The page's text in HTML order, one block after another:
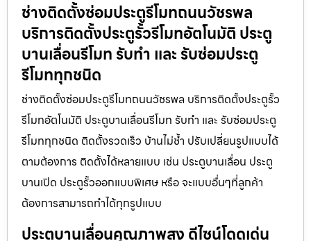
ช่างติดตั้งซ่อมประตูรีโมทถนนวัชรพล
บริการติดตั้งประตูรั้วรีโมทอัตโนมัติ ประตู
บานเลื่อนรีโมท รับทำ และ รับซ่อมประตู
รีโมททุกชนิด
ช่างติดตั้งซ่อมประตูรีโมทถนนวัชรพล บริการติดตั้งประตูรั้ว
รีโมทอัตโนมัติ ประตูบานเลื่อนรีโมท รับทำ และ รับซ่อมประตู
รีโมททุกชนิด ติดตั้งรวดเร็ว บ้านไม่ช้ำ ปรับเปลี่ยนรูปแบบได้
ตามต้องการ ติดตั้งได้หลายแบบ เช่น ประตูบานเลื่อน ประตู
บานเปิด ประตูรั้วออกแบบพิเศษ หรือ จะแบบอื่นๆที่ลูกค้า
ต้องการสามารถทำได้ทุกรูปแบบ
ประตูบานเลื่อนคุณภาพสูง ดีไซน์โดดเด่น